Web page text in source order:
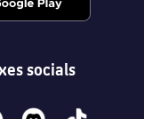
socials
discord tiktok